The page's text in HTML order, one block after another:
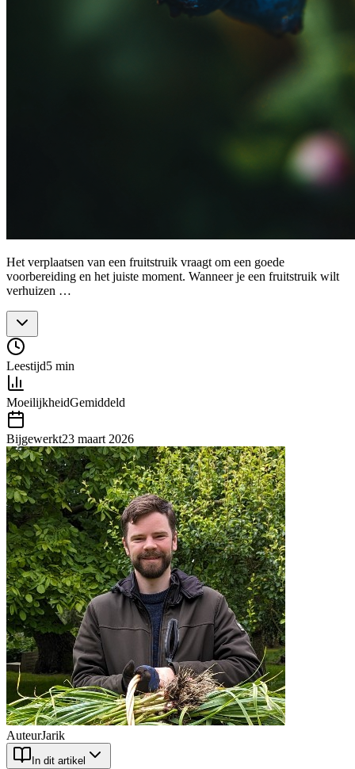
Het verplaatsen van een fruitstruik vraagt om een goede
voorbereiding en het juiste moment. Wanneer je een fruitstruik wilt
verhuizen …
Leestijd5 min
MoeilijkheidGemiddeld
Bijgewerkt23 maart 2026
AuteurJarik
In dit artikel